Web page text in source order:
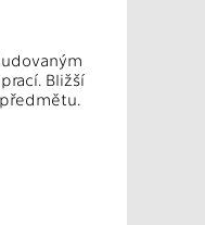
Bližší